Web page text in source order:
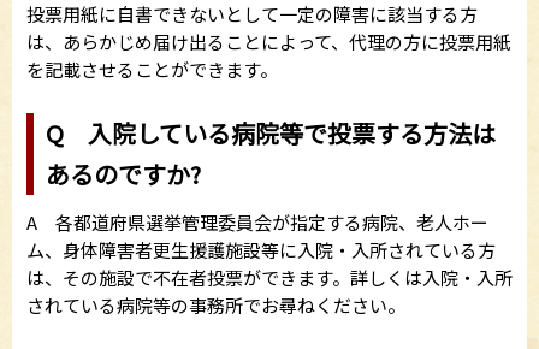
投票用紙に自書できないとして一定の障害に該当する方
は、あらかじめ届け出ることによって、代理の方に投票用紙
を記載させることができます。
Q 入院している病院等で投票する方法は
あるのですか?
A 各都道府県選挙管理委員会が指定する病院、老人ホー
ム、身体障害者更生援護施設等に入院・入所されている方
は、その施設で不在者投票ができます。詳しくは入院・入所
されている病院等の事務所でお尋ねください。